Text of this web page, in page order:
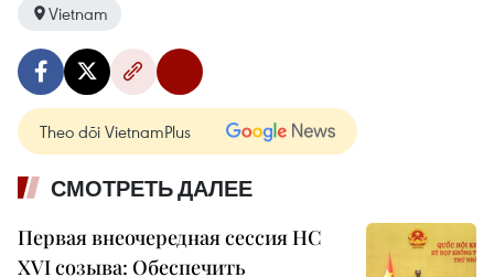
Vietnam
Theo dõi VietnamPlus
СМОТРЕТЬ ДАЛЕЕ
Первая внеочередная сессия НС
XVI созыва: Обеспечить